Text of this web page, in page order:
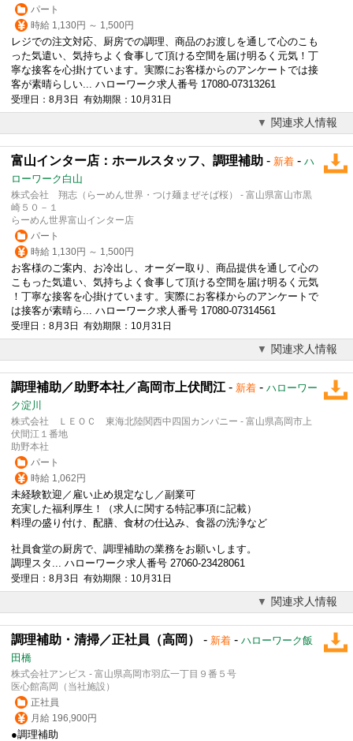
パート
時給 1,130円 ～ 1,500円
レジでの注文対応、厨房での調理、商品のお渡しを通して心のこも
った気遣い、気持ちよく食事して頂ける空間を届け明るく元気！丁
寧な接客を心掛けています。実際にお客様からのアンケートでは接
客が素晴らしい... ハローワーク求人番号 17080-07313261
受理日：8月3日 有効期限：10月31日
関連求人情報
富山インター店：ホールスタッフ、調理補助 - 新着 - ハ
ローワーク白山
株式会社 翔志（らーめん世界・つけ麺まぜそば桜） - 富山県富山市黒
崎５０－１
らーめん世界富山インター店
パート
時給 1,130円 ～ 1,500円
お客様のご案内、お冷出し、オーダー取り、商品提供を通して心の
こもった気遣い、気持ちよく食事して頂ける空間を届け明るく元気
！丁寧な接客を心掛けています。実際にお客様からのアンケートで
は接客が素晴ら... ハローワーク求人番号 17080-07314561
受理日：8月3日 有効期限：10月31日
関連求人情報
調理補助／助野本社／高岡市上伏間江 - 新着 - ハローワー
ク淀川
株式会社 ＬＥＯＣ 東海北陸関西中四国カンパニー - 富山県高岡市上
伏間江１番地
助野本社
パート
時給 1,062円
未経験歓迎／雇い止め規定なし／副業可
充実した福利厚生！（求人に関する特記事項に記載）
料理の盛り付け、配膳、食材の仕込み、食器の洗浄など
社員食堂の厨房で、 調理補助の業務をお願いします。
調理スタ... ハローワーク求人番号 27060-23428061
受理日：8月3日 有効期限：10月31日
関連求人情報
調理補助・清掃／正社員（高岡） - 新着 - ハローワーク飯
田橋
株式会社アンビス - 富山県高岡市羽広一丁目９番５号
医心館高岡（当社施設）
正社員
月給 196,900円
●調理補助